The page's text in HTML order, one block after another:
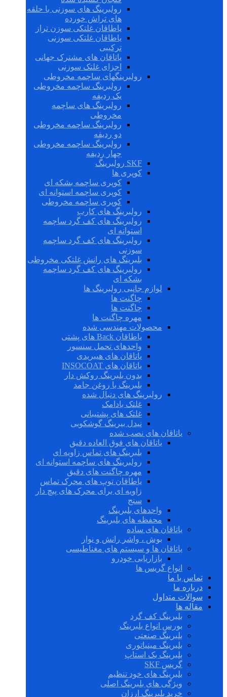
رولبرینگ های سوزنی با حلقه
های تراش خورده
یاطاقان غلتکی سوزن تراز
یاطاقان غلتکی سوزنی
ترکیبی
یاتاقان های مشترک جهانی
اجزای غلتک سوزنی
رولبرینگهای ساچمه مخروطی
رولبرینگ ساچمه مخروطی
یک ردیفه
رولبرینگ های ساچمه
مخروطی
رولبرینگ ساچمه مخروطی
دو ردیفه
رولبرینگ ساچمه مخروطی
چهار ردیفه
SKF رولبرینگ
کوپری ها
کوپری ساچمه بشکه ای
کوپری ساچمه استوانه ای
کوپری ساچمه مخروطی
رولبرینگ های کارب
رولبرینگ های کف گرد ساچمه
استوانه ای
رولبرینگ های کف گرد ساچمه
سوزنی
بلبرینگ های رانش غلتکی مخروطی
رولبرینگ های کف گرد ساچمه
بشکه ای
لوازم جانبی رولبرینگ ها
چاگنت ها
چاگنت ها
مهره چاگنت ها
محصولات مهندسی شده
یاطاقان Back های پشتی
واحدهای تحمل سنسور
یاتاقان های هیبریدی
یاتاقان های INSOCOAT
بدون بلبرینگ روکش دار
بلبرینگ با روغن جامد
رولبرینگ های دنبال شده
غلتک بادامک
غلتک های پشتیبانی
نیدل بیرینگ گوشکوبی
یاتاقان های نصب شده
یاتاقان های فوق العاده دقیق
بلبرینگ های تماس زاویه ای
رولبرینگ های ساچمه استوانه ای
مهره چاگنت های دقیق
یاطاقان توپ های محرک تماس
زاویه ای برای محرک های پیچ دار
سنج
واحدهای بلبرینگ
محفظه های بلبرینگ
یاتاقان های ساده
بوش ، واشر رانش و نوار
یاتاقان ها و سیستم های مغناطیسی
بازاریابی خودرو
انواع گریس ها
تماس با ما
درباره ما
سوالات متداول
مقاله ها
بلبرینگ کف گرد
بورس انواع بلبرینگ
بلبرینگ صنعتی
بلبرینگ مینیاتوری
بلبرینگ بک استاپ
گریس SKF
بلبرینگ های خود تنظیم
ویژگی های بلبرینگ اصلی
خرید بلبرینگ ارزان